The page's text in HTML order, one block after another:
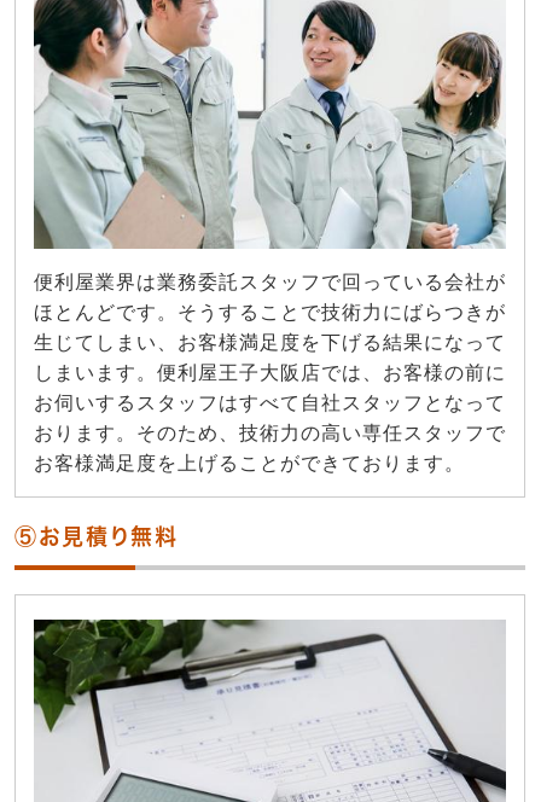
便利屋業界は業務委託スタッフで回っている会社が
ほとんどです。そうすることで技術力にばらつきが
生じてしまい、お客様満足度を下げる結果になって
しまいます。便利屋王子大阪店では、お客様の前に
お伺いするスタッフはすべて自社スタッフとなって
おります。そのため、技術力の高い専任スタッフで
お客様満足度を上げることができております。
⑤お見積り無料